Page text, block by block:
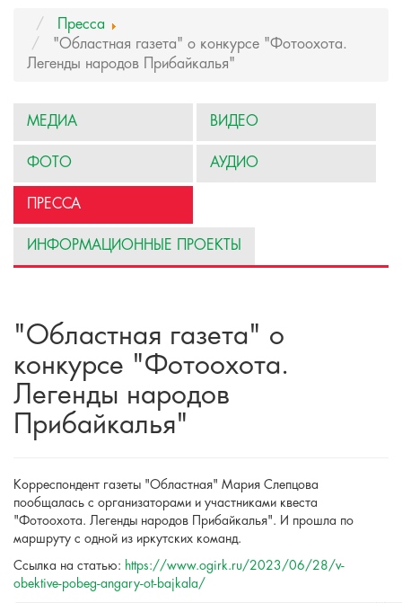
Пресса
"Областная газета" о конкурсе "Фотоохота.
Легенды народов Прибайкалья"
МЕДИА ВИДЕО
ФОТО АУДИО
ПРЕССА
ИНФОРМАЦИОННЫЕ ПРОЕКТЫ
"Областная газета" о
конкурсе "Фотоохота.
Легенды народов
Прибайкалья"
Корреспондент газеты "Областная" Мария Слепцова
пообщалась с организаторами и участниками квеста
"Фотоохота. Легенды народов Прибайкалья". И прошла по
маршруту с одной из иркутских команд.
Ссылка на статью: https://www.ogirk.ru/2023/06/28/v-
obektive-pobeg-angary-ot-bajkala/